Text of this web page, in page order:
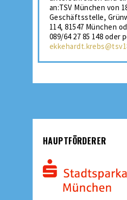
an:TSV München von
Geschäftsstelle,
114, 81547 München
089/64 27 85 148 oder
HAUPTFÖRDERER